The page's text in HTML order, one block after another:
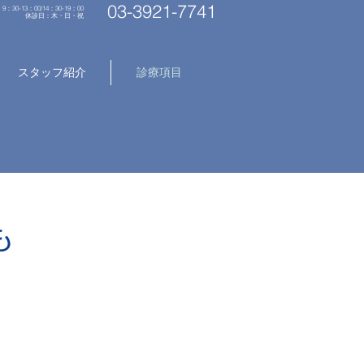
03-3921-7741
9：30-13：00/14：30-19：00
​休診日：木・日・祝
スタッフ紹介 診療項目